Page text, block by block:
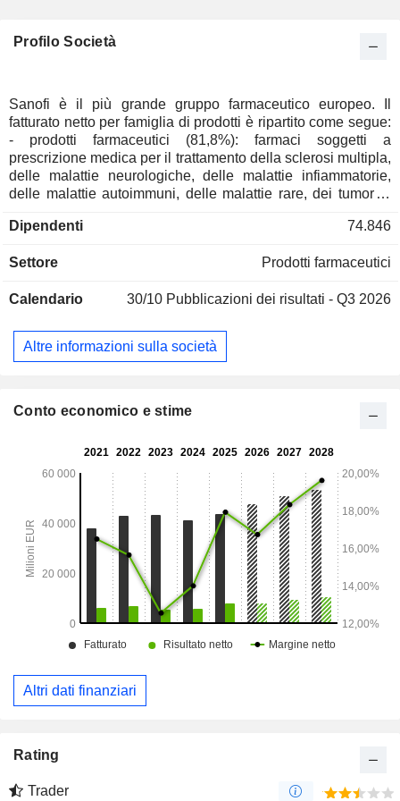
Profilo Società
Sanofi è il più grande gruppo farmaceutico europeo. Il
fatturato netto per famiglia di prodotti è ripartito come segue:
- prodotti farmaceutici (81,8%): farmaci soggetti a
prescrizione medica per il trattamento della sclerosi multipla,
delle malattie neurologiche, delle malattie infiammatorie,
delle malattie autoimmuni, delle malattie rare, dei tumori e
vaccini pediatrici, vaccini contro l'influenza, la meningite e la
aree endemiche. Alla fine del 2025, il gruppo contava 37 siti
geograficamente come segue: Francia (3,9%), Europa
Dipendenti 74.846
Settore Prodotti farmaceutici
Calendario 30/10 Pubblicazioni dei risultati - Q3 2026
Altre informazioni sulla società
Conto economico e stime
Altri dati finanziari
Rating
Trader